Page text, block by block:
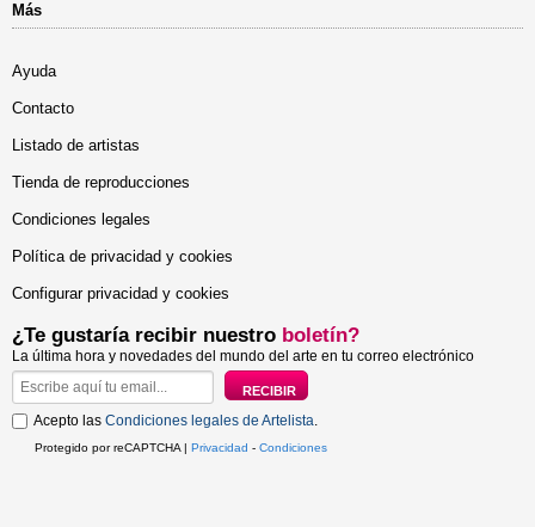
Más
Ayuda
Contacto
Listado de artistas
Tienda de reproducciones
Condiciones legales
Política de privacidad y cookies
Configurar privacidad y cookies
¿Te gustaría recibir nuestro boletín?
La última hora y novedades del mundo del arte en tu correo electrónico
Acepto las Condiciones legales de Artelista.
Protegido por reCAPTCHA | Privacidad - Condiciones